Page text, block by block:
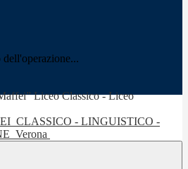
CLASSICO - LINGUISTICO -
Verona